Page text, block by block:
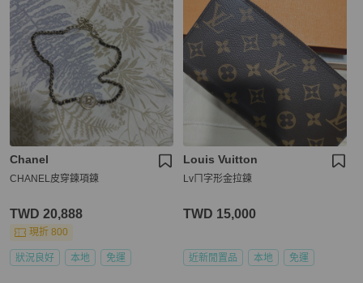
Chanel
CHANEL皮穿鍊項鍊
TWD 20,888
現折 800
狀況良好 本地 免運
Louis Vuitton
Lvㄇ字形金拉鍊
TWD 15,000
近新閒置品 本地 免運